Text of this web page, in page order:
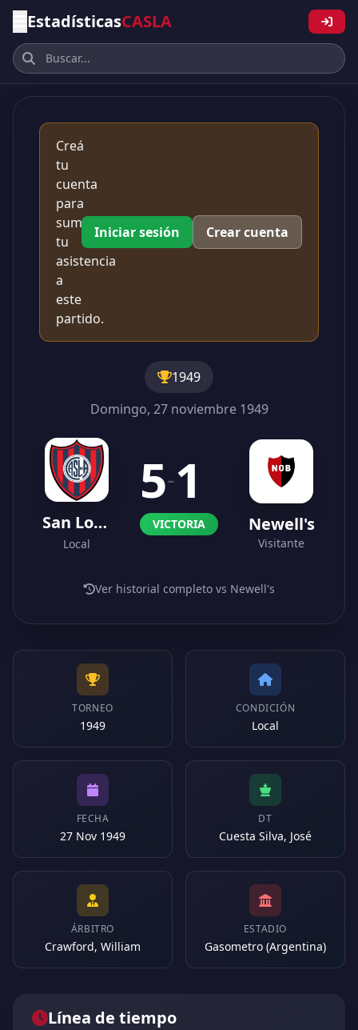
EstadísticasCASLA
Creá
tu
cuenta
para
sumar
tu
asistencia
a
este
partido.
Iniciar sesión Crear cuenta
1949
Domingo, 27 noviembre 1949
San Lorenzo
Local
5-1
VICTORIA Newell's
Visitante
Ver historial completo vs Newell's
TORNEO
1949
CONDICIÓN
Local
FECHA
27 Nov 1949
DT
Cuesta Silva, José
ÁRBITRO
Crawford, William
ESTADIO
Gasometro (Argentina)
Línea de tiempo